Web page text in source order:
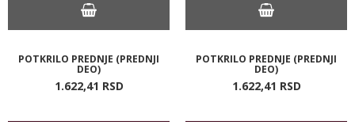
POTKRILO PREDNJE (PREDNJI
DEO)
1.622,41 RSD
POTKRILO PREDNJE (PREDNJI
DEO)
1.622,41 RSD